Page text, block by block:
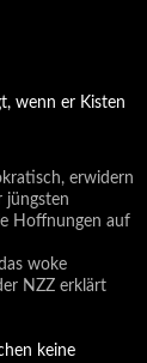
wenn er Kisten
erwidern
jüngsten
Hoffnungen auf
woke
NZZ erklärt
keine